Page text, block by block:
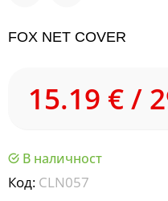
FOX NET COVER
15.19 € /
В наличност
Код: CLN057